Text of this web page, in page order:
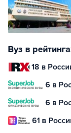
Вуз в
18 в
6 в
6 в
61 в